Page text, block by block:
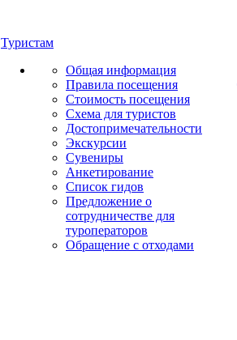
Туристам
Общая информация
Правила посещения
Стоимость посещения
Схема для туристов
Достопримечательности
Экскурсии
Сувениры
Анкетирование
Список гидов
Предложение о
сотрудничестве для
туроператоров
Обращение с отходами